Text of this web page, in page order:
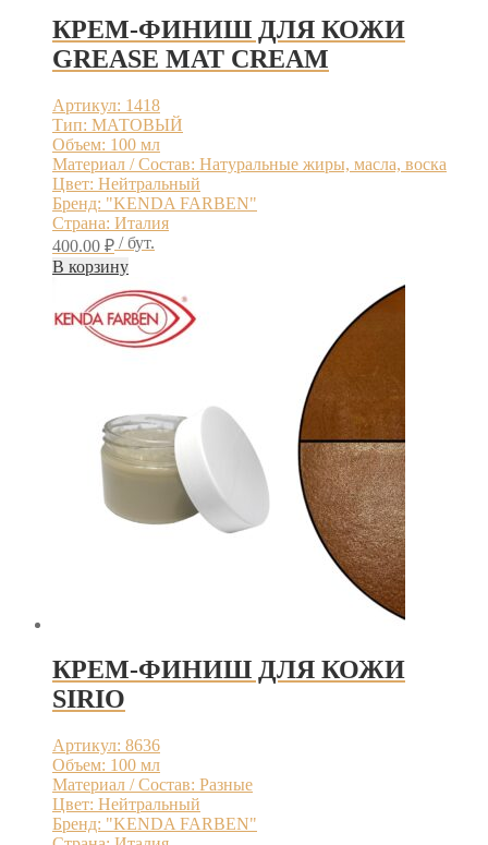
КРЕМ-ФИНИШ ДЛЯ КОЖИ
GREASE MAT CREAM
Артикул: 1418
Тип: МАТОВЫЙ
Объем: 100 мл
Материал / Состав: Натуральные жиры, масла, воска
Цвет: Нейтральный
Бренд: "KENDA FARBEN"
Страна: Италия
400.00 ₽ / бут.
В корзину
КРЕМ-ФИНИШ ДЛЯ КОЖИ
SIRIO
Артикул: 8636
Объем: 100 мл
Материал / Состав: Разные
Цвет: Нейтральный
Бренд: "KENDA FARBEN"